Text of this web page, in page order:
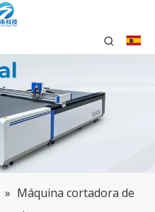
» Máquina cortadora de